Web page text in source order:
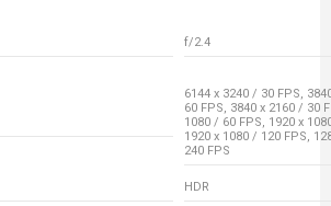
f/2.4
6144 x 3240 / 30 FPS,
60 FPS, 3840 x 2160 / 30
1080 / 60 FPS, 1920 x
1920 x 1080 / 120 FPS,
240 FPS
HDR